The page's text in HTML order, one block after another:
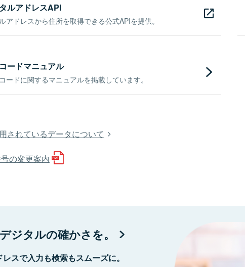
ルアドレスAPI
アドレスから住所を取得できる公式APIを提供。
ードマニュアル
ードに関するマニュアルを掲載しています。
されているデータについて
の変更案内
ジタルの確かさを。
スで入力も検索もスムーズに。